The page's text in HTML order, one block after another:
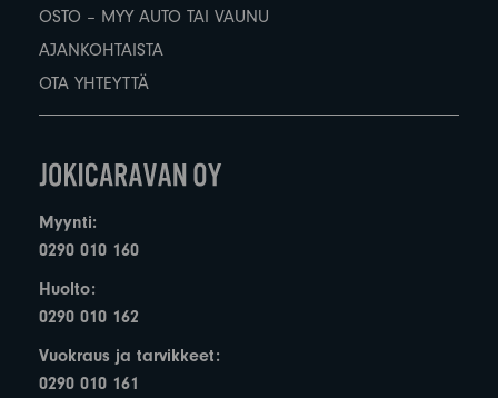
OSTO – MYY AUTO TAI VAUNU
AJANKOHTAISTA
OTA YHTEYTTÄ
Myynti:
0290 010 160
Huolto:
0290 010 162
Vuokraus ja tarvikkeet:
0290 010 161